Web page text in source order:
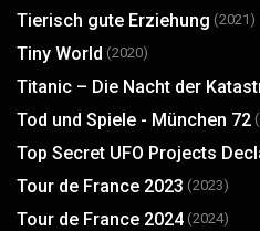
Tierisch gute Erziehung (2021)
Tiny World (2020)
Titanic – Die Nacht der
Tod und Spiele - München 72
Top Secret UFO Projects
Tour de France 2023 (2023)
Tour de France 2024 (2024)